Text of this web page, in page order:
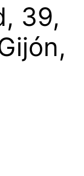
39,